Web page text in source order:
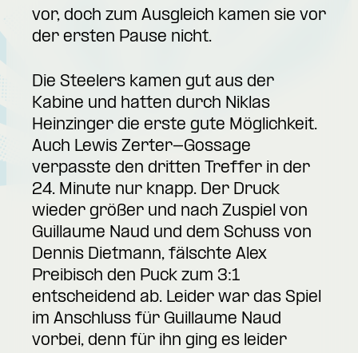
vor, doch zum Ausgleich kamen sie vor
der ersten Pause nicht.
Die Steelers kamen gut aus der
Kabine und hatten durch Niklas
Heinzinger die erste gute Möglichkeit.
Auch Lewis Zerter-Gossage
verpasste den dritten Treffer in der
24. Minute nur knapp. Der Druck
wieder größer und nach Zuspiel von
Guillaume Naud und dem Schuss von
Dennis Dietmann, fälschte Alex
Preibisch den Puck zum 3:1
entscheidend ab. Leider war das Spiel
im Anschluss für Guillaume Naud
vorbei, denn für ihn ging es leider